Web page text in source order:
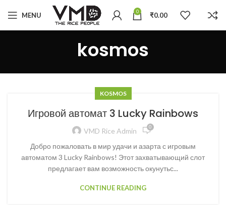
MENU 0 ₹0.00
kosmos
KOSMOS
Игровой автомат 3 Lucky Rainbows
VMD Rice Admin 0
Добро пожаловать в мир удачи и азарта с игровым
автоматом 3 Lucky Rainbows! Этот захватывающий слот
предлагает вам возможность окунутьс...
CONTINUE READING